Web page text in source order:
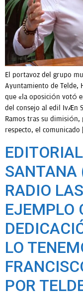
El portavoz del grupo
Ayuntamiento de Telde,
que «la oposición votó
del consejo al edil Iván
Ramos tras su
respecto, el comunicado
SANTANA
RADIO
EJEMPLO
LO
POR